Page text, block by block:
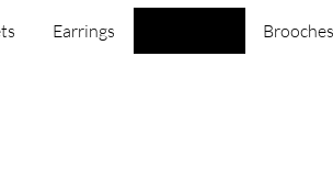
Earrings Brooches